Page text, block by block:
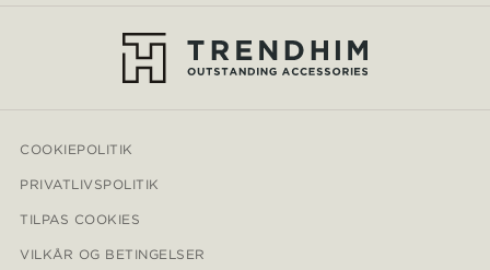
COOKIEPOLITIK
PRIVATLIVSPOLITIK
TILPAS COOKIES
VILKÅR OG BETINGELSER